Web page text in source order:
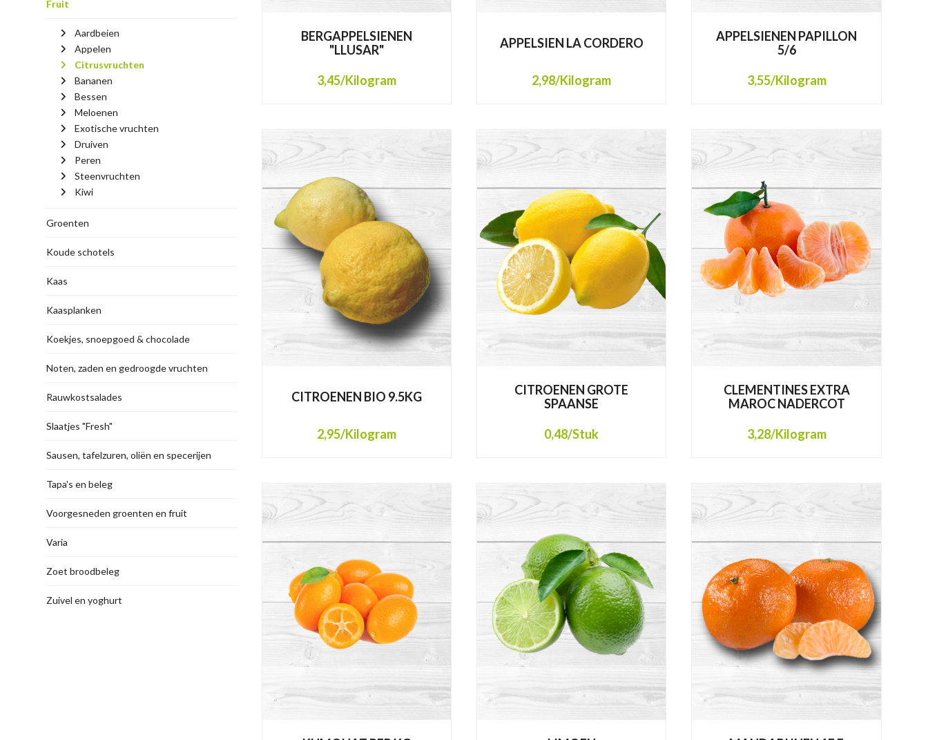
Fruit
Aardbeien
Appelen
Citrusvruchten
Bananen
Bessen
Meloenen
Exotische vruchten
Druiven
Peren
Steenvruchten
Kiwi
Groenten
Koude schotels
Kaas
Kaasplanken
Koekjes, snoepgoed & chocolade
Noten, zaden en gedroogde vruchten
Rauwkostsalades
Slaatjes "Fresh"
Sausen, tafelzuren, oliën en specerijen
Tapa's en beleg
Voorgesneden groenten en fruit
Varia
Zoet broodbeleg
Zuivel en yoghurt
BERGAPPELSIENEN
"LLUSAR"
3,45/Kilogram
APPELSIEN LA CORDERO
2,98/Kilogram
APPELSIENEN PAPILLON
5/6
3,55/Kilogram
CITROENEN BIO 9.5KG
2,95/Kilogram
CITROENEN GROTE
SPAANSE
0,48/Stuk
CLEMENTINES EXTRA
MAROC NADERCOT
3,28/Kilogram